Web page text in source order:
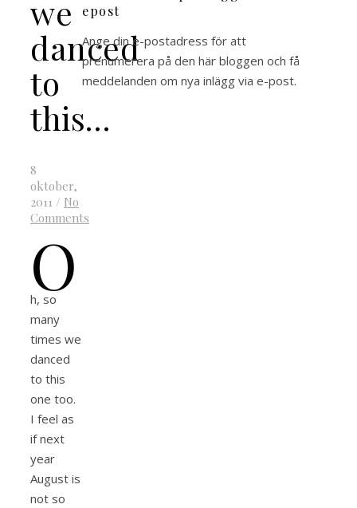
we
danced
to
this…
8
oktober,
2011 / No
Comments
O
h, so
many
times we
danced
to this
one too.
I feel as
if next
year
August is
not so
epost
Ange din e-postadress för att
prenumerera på den här bloggen och få
meddelanden om nya inlägg via e-post.